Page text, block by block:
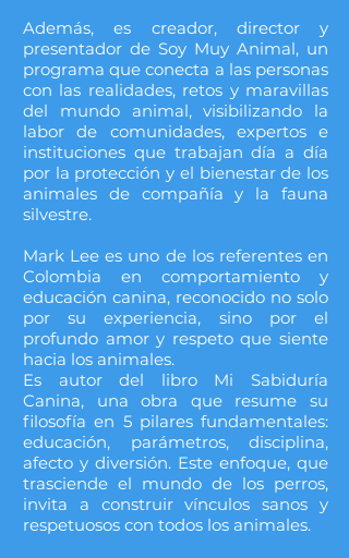
Además, es creador, director y
presentador de Soy Muy Animal, un
programa que conecta a las personas
con las realidades, retos y maravillas
del mundo animal, visibilizando la
labor de comunidades, expertos e
instituciones que trabajan día a día
por la protección y el bienestar de los
animales de compañía y la fauna
silvestre.
Mark Lee es uno de los referentes en
Colombia en comportamiento y
educación canina, reconocido no solo
por su experiencia, sino por el
profundo amor y respeto que siente
hacia los animales.
Es autor del libro Mi Sabiduría
Canina, una obra que resume su
filosofía en 5 pilares fundamentales:
educación, parámetros, disciplina,
afecto y diversión. Este enfoque, que
trasciende el mundo de los perros,
invita a construir vínculos sanos y
respetuosos con todos los animales.